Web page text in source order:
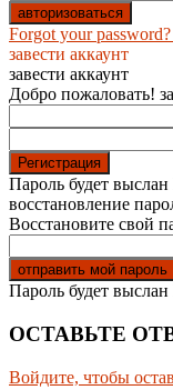
Forgot your
завести аккаунт
завести аккаунт
Добро пожаловать!
Пароль будет
восстановление
Восстановите свой
Пароль будет
ОСТАВЬТЕ
Войдите, чтобы